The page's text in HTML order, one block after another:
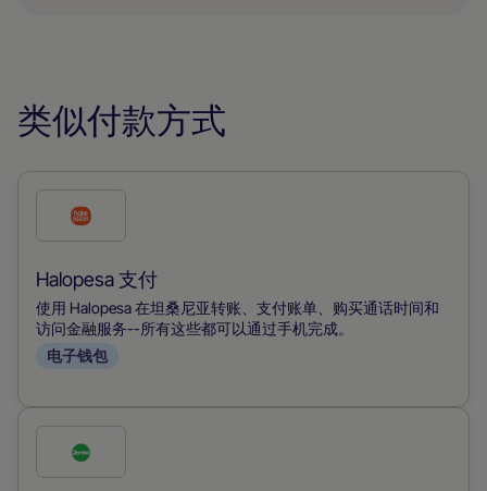
类似付款方式
选
此
付
款
方
Halopesa 支付
使用 Halopesa 在坦桑尼亚转账、支付账单、购买通话时间和
访问金融服务--所有这些都可以通过手机完成。
电子钱包
选